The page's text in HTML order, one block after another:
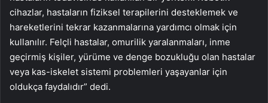
cihazlar, hastaların fiziksel terapilerini desteklemek ve
hareketlerini tekrar kazanmalarına yardımcı olmak için
kullanılır. Felçli hastalar, omurilik yaralanmaları, inme
geçirmiş kişiler, yürüme ve denge bozukluğu olan hastalar
veya kas-iskelet sistemi problemleri yaşayanlar için
oldukça faydalıdır” dedi.